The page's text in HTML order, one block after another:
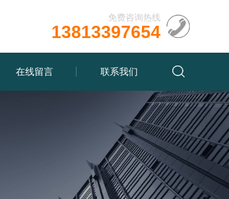
免费咨询热线
13813397654
在线留言 联系我们